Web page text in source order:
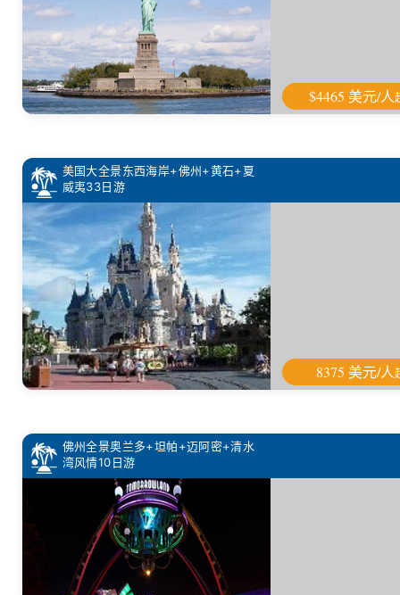
$4465 美元/人
美国大全景东西海岸+佛州+黄石+夏
威夷33日游
8375 美元/人
佛州全景奥兰多+坦帕+迈阿密+清水
湾风情10日游